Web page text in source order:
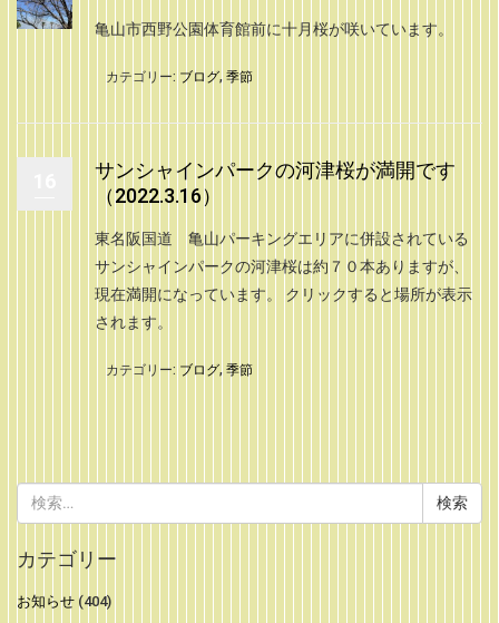
亀山市西野公園体育館前に十月桜が咲いています。
カテゴリー: ブログ, 季節
サンシャインパークの河津桜が満開です
（2022.3.16）
東名阪国道 亀山パーキングエリアに併設されている
サンシャインパークの河津桜は約７０本ありますが、
現在満開になっています。 クリックすると場所が表示
されます。
カテゴリー: ブログ, 季節
索:
カテゴリー
お知らせ (404)